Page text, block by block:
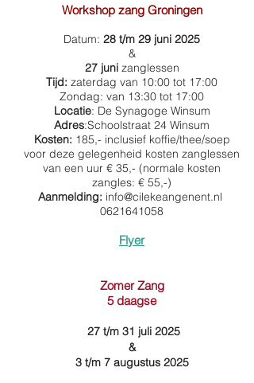
Workshop zang Groningen
Datum: 28 t/m 29 juni 2025
&
27 junizanglessen
Tijd: zaterdag van 10:00 tot 17:00
Zondag: van 13:30 tot 17:00
Locatie: De Synagoge Winsum
Adres:Schoolstraat 24 Winsum
Kosten: 185,- inclusief koffie/thee/soep
voor deze gelegenheid kosten zanglessen
van een uur € 35,- (normale kosten
zangles: € 55,-)
Aanmelding: info@cilekeangenent.nl
0621641058
Flyer
Zomer Zang
5 daagse
27 t/m 31 juli 2025
&
3 t/m 7 augustus 2025